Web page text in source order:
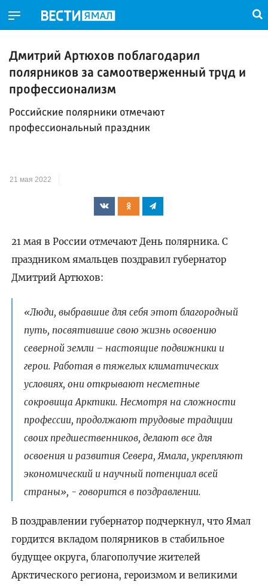
Дмитрий Артюхов поблагодарил
полярников за самоотверженный труд и
профессионализм
Российские полярники отмечают
профессиональный праздник
21 мая 2022
21 мая в России отмечают День полярника. С
праздником ямальцев поздравил губернатор
Дмитрий Артюхов:
«Люди, выбравшие для себя этот благородный
путь, посвятившие свою жизнь освоению
северной земли – настоящие подвижники и
герои. Работая в тяжелых климатических
условиях, они открывают несметные
сокровища Арктики. Несмотря на сложности
профессии, продолжают трудовые традиции
своих предшественников, делают все для
освоения и развития Севера, Ямала, укрепляют
экономический и научный потенциал всей
страны», - говорится в поздравлении.
В поздравлении губернатор подчеркнул, что Ямал
гордится вкладом полярников в стабильное
будущее округа, благополучие жителей
Арктического региона, героизмом и великими